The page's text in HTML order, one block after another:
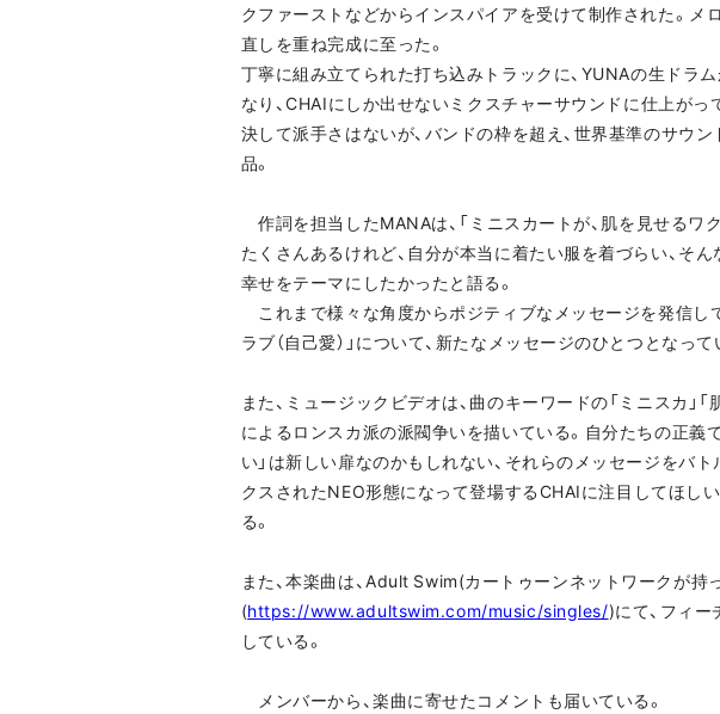
クファーストなどからインスパイアを受けて制作された。メ
直しを重ね完成に至った。
丁寧に組み立てられた打ち込みトラックに、YUNAの生ドラ
なり、CHAIにしか出せないミクスチャーサウンドに仕上がっ
決して派手さはないが、バンドの枠を超え、世界基準のサウ
品。
作詞を担当したMANAは、「ミニスカートが、肌を見せる
たくさんあるけれど、自分が本当に着たい服を着づらい、そ
幸せをテーマにしたかったと語る。
これまで様々な角度からポジティブなメッセージを発信し
ラブ（自己愛）」について、新たなメッセージのひとつとなって
また、ミュージックビデオは、曲のキーワードの「ミニスカ
によるロンスカ派の派閥争いを描いている。自分たちの正義
い」は新しい扉なのかもしれない、それらのメッセージをバ
クスされたNEO形態になって登場するCHAIに注目してほし
る。
また、本楽曲は、Adult Swim(カートゥーンネットワークが持
(https://www.adultswim.com/music/singles/)にて、フィ
している。
メンバーから、楽曲に寄せたコメントも届いている。